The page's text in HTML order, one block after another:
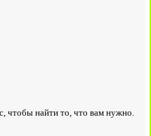
чтобы найти то, что вам нужно.